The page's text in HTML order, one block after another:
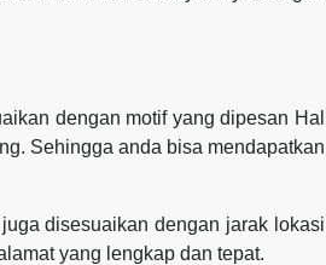
dengan motif yang dipesan Hal
Sehingga anda bisa mendapatkan
disesuaikan dengan jarak lokasi
yang lengkap dan tepat.